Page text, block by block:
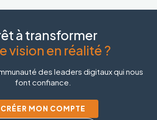
à transformer
vision en réalité ?
des leaders digitaux qui nous
font confiance.
CRÉER MON COMPTE